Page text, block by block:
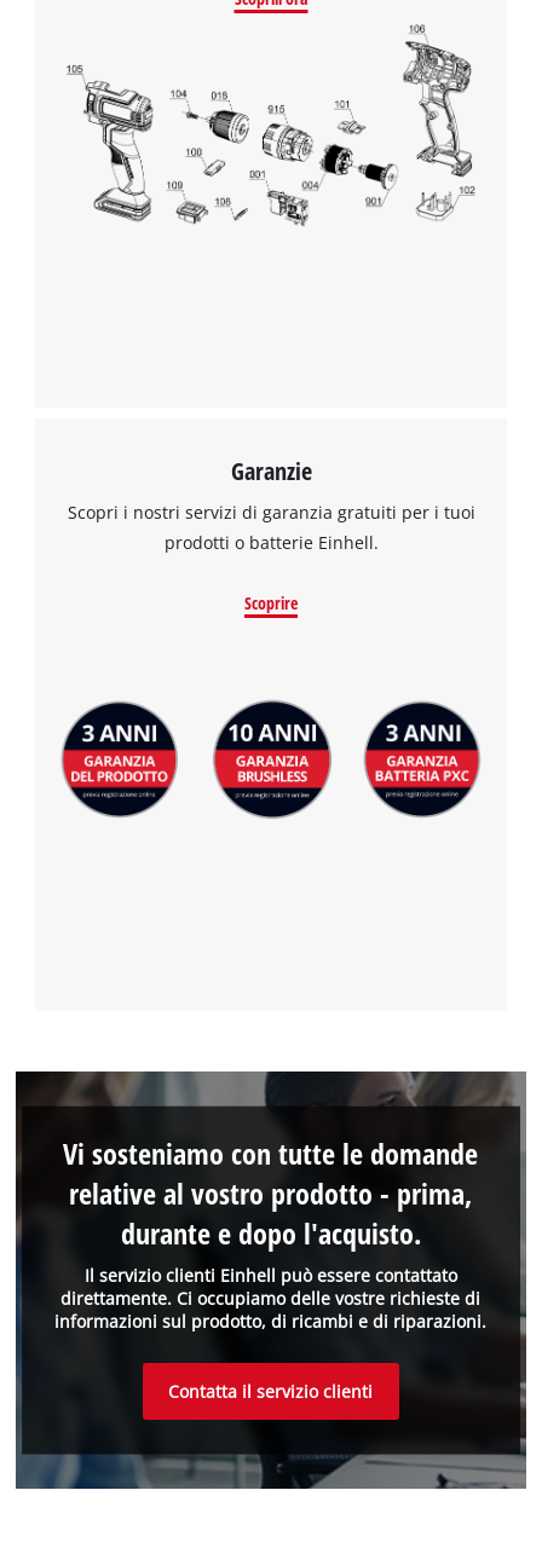
This content is not permitted to load due
to trackers that are not disclosed to the
visitor. The website owner needs to setup
the site with their CMP to add this content
to the list of technologies used.
Powered byUsercentrics Consent
Management Platform
Garanzie
Scopri i nostri servizi di garanzia gratuiti per i tuoi
prodotti o batterie Einhell.
Scoprire
Il servizio clienti Einhell può essere contattato
direttamente. Ci occupiamo delle vostre richieste di
informazioni sul prodotto, di ricambi e di riparazioni.
Vi sosteniamo con tutte le domande
relative al vostro prodotto - prima,
durante e dopo l'acquisto.
Contatta il servizio clienti